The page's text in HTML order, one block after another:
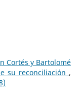
Cortés y Bartolomé
su reconciliación ,